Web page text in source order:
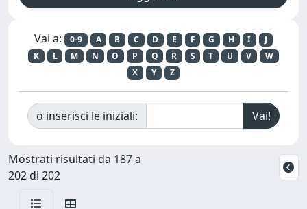
Vai a: 0-9 A B C D E F G H I
J
K
L M N O P Q R S T U V
W
X
Y Z
o inserisci le iniziali:
Mostrati risultati da 187 a
202 di 202